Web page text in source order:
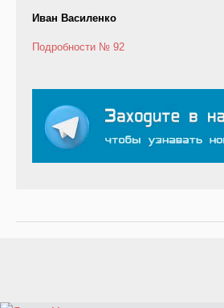
Иван Василенко
Подробности № 92